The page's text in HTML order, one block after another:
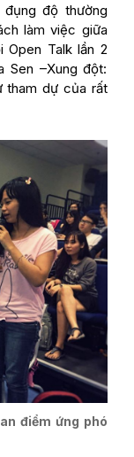
độ thường
làm việc giữa
Talk lần 2
Sen –Xung đột:
tham dự của rất
điểm ứng phó